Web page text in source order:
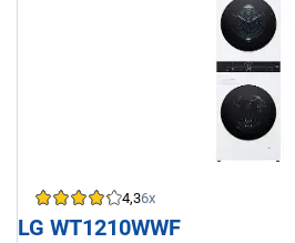
4,36x
LG WT1210WWF